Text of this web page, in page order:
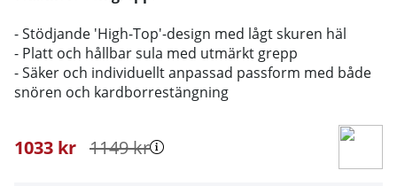
- Stödjande 'High-Top'-design med lågt skuren häl
- Platt och hållbar sula med utmärkt grepp
- Säker och individuellt anpassad passform med både
snören och kardborrestängning
1149kr
1033 kr